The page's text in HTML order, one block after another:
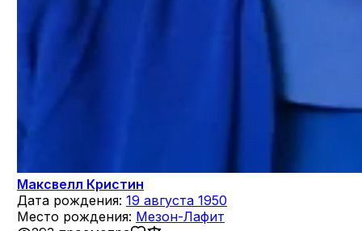
Максвелл Кристин
Дата рождения: 19 августа 1950
Место рождения: Мезон-Лафит